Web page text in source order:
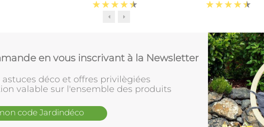
en vous inscrivant à la Newsletter
astuces déco et offres privilègiées
valable sur l'ensemble des produits
code Jardindéco